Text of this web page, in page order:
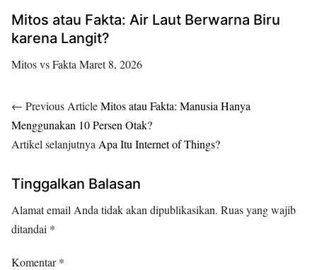
Mitos atau Fakta: Air Laut Berwarna Biru
karena Langit?
Mitos vs FaktaMaret 8, 2026
← Previous ArticleMitos atau Fakta: Manusia Hanya
Menggunakan 10 Persen Otak?
Artikel selanjutnyaApa Itu Internet of Things?
Tinggalkan Balasan
Alamat email Anda tidak akan dipublikasikan. Ruas yang wajib
ditandai *
Komentar*